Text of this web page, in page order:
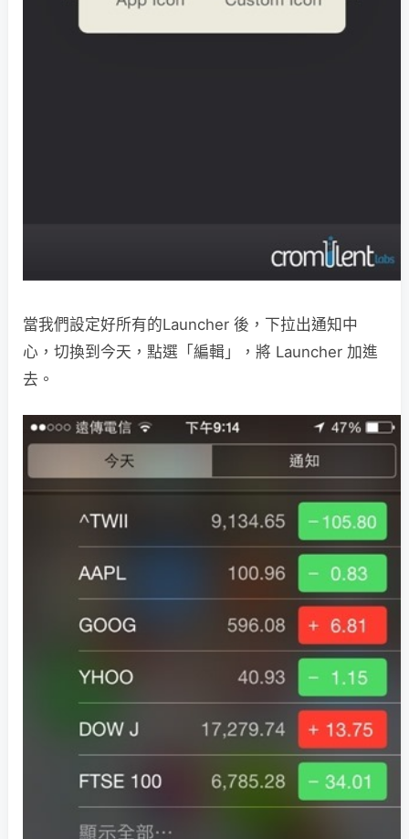
當我們設定好所有的Launcher 後，下拉出通知中
心，切換到今天，點選「編輯」，將 Launcher 加進
去。